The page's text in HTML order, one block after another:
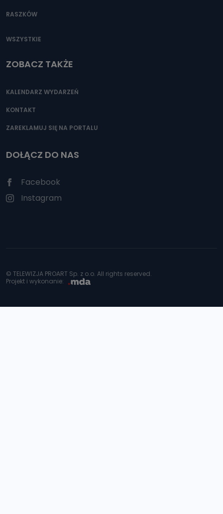
zostały przekazane w Państwa imieniu) lub dane osobowe, które
dostępnych, w szczególności: imię i nazwisko, adres e-mail,
Można to zrobić pod numerem telefonu 62 735-51-05 lub e-
RASZKÓW
WSZYSTKIE
ZOBACZ TAKŻE
KALENDARZ WYDARZEŃ
KONTAKT
ZAREKLAMUJ SIĘ NA PORTALU
DOŁĄCZ DO NAS
Facebook
Instagram
© TELEWIZJA PROART Sp. z o.o. All rights reserved.
Projekt i wykonanie: